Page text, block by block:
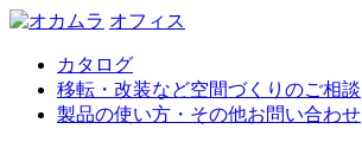
オフィス
カタログ
移転・改装など空間づくりのご相談
製品の使い方・その他お問い合わせ